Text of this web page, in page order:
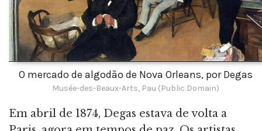
O mercado de algodão de Nova Orleans, por Degas
Musée-des-Beaux-Arts, Pau (Public Domain)
Em abril de 1874, Degas estava de volta a